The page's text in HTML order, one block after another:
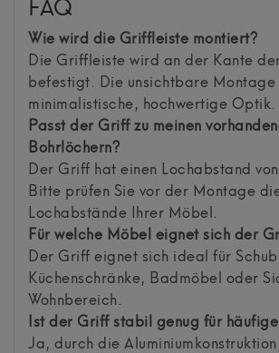
FAQ
Wie wird die Griffleiste montiert?
Die Griffleiste wird an der Kante
befestigt. Die unsichtbare Montage
minimalistische, hochwertige Optik.
Passt der Griff zu meinen
Bohrlöchern?
Der Griff hat einen Lochabstand
Bitte prüfen Sie vor der Montage
Lochabstände Ihrer Möbel.
Für welche Möbel eignet sich der
Der Griff eignet sich ideal für
Küchenschränke, Badmöbel oder
Wohnbereich.
Ist der Griff stabil genug für häufige
Ja, durch die